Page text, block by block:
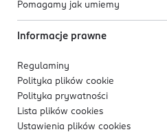
Pomagamy jak umiemy
Informacje prawne
Regulaminy
Polityka plików cookie
Polityka prywatności
Lista plików cookies
Ustawienia plików cookies